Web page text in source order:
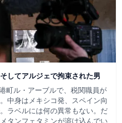
してアルジェで拘束された男
町ル・アーブルで、税関職員が
中身はメキシコ発、スペイン向
ラベルには何の異常もない。だ
タンフェタミンが溶け込んでい